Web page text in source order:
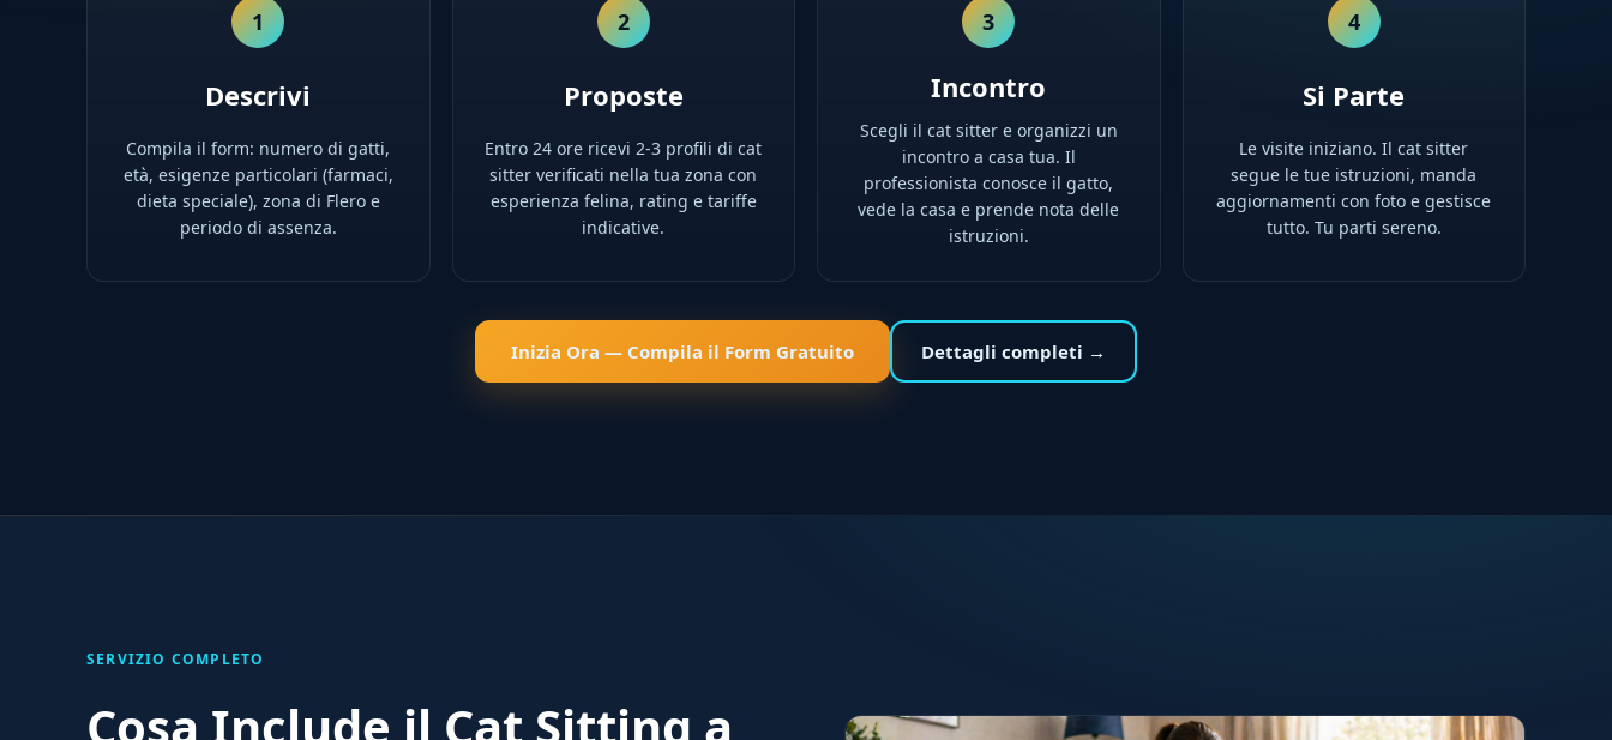
1
Descrivi
Compila il form: numero di gatti,
età, esigenze particolari (farmaci,
dieta speciale), zona di Flero e
periodo di assenza.
2
Proposte
Entro 24 ore ricevi 2-3 profili di cat
sitter verificati nella tua zona con
esperienza felina, rating e tariffe
indicative.
3
Incontro
Scegli il cat sitter e organizzi un
incontro a casa tua. Il
professionista conosce il gatto,
vede la casa e prende nota delle
istruzioni.
4
Si Parte
Le visite iniziano. Il cat sitter
segue le tue istruzioni, manda
aggiornamenti con foto e gestisce
tutto. Tu parti sereno.
Inizia Ora — Compila il Form Gratuito Dettagli completi →
SERVIZIO COMPLETO
Cosa Include il Cat Sitting a